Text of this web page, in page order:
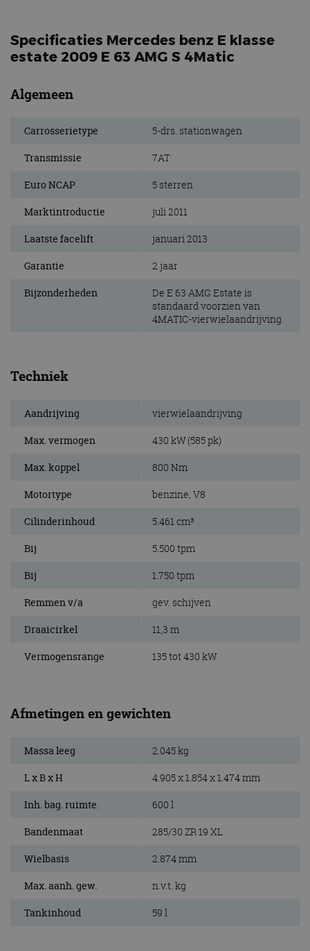
Specificaties Mercedes benz E klasse
estate 2009 E 63 AMG S 4Matic
Algemeen
Carrosserietype 5-drs. stationwagen
Transmissie 7AT
Euro NCAP 5 sterren
Marktintroductie juli 2011
Laatste facelift januari 2013
Garantie 2 jaar
Bijzonderheden
De E 63 AMG Estate is
standaard voorzien van
4MATIC-vierwielaandrijving.
Techniek
Aandrijving vierwielaandrijving
Max. vermogen 430 kW (585 pk)
Max. koppel 800 Nm
Motortype benzine, V8
Cilinderinhoud 5.461 cm³
Bij 5.500 tpm
Bij 1.750 tpm
Remmen v/a gev. schijven
Draaicirkel 11,3 m
Vermogensrange 135 tot 430 kW
Afmetingen en gewichten
Massa leeg 2.045 kg
L x B x H 4.905 x 1.854 x 1.474 mm
Inh. bag. ruimte. 600 l
Bandenmaat 285/30 ZR 19 XL
Wielbasis 2.874 mm
Max. aanh. gew. n.v.t. kg
Tankinhoud 59 l